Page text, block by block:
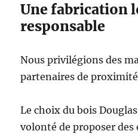
Une fabrication
responsable
Nous privilégions des
partenaires de
Le choix du bois
volonté de proposer